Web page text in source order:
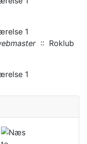
1
:: Roklub
1